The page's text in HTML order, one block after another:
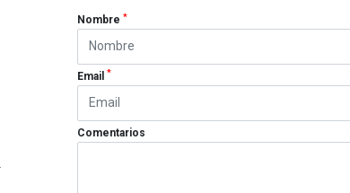
Nombre*
Email*
Comentarios